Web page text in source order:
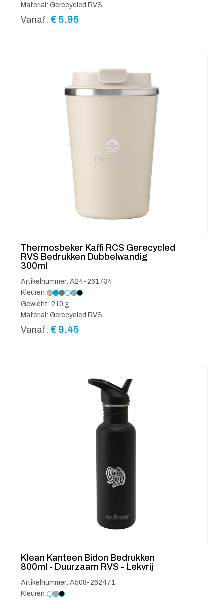
Material: Gerecycled RVS
Vanaf: € 5.95
Thermosbeker Kaffi RCS Gerecycled
RVS Bedrukken Dubbelwandig
300ml
Artikelnummer: A24-261734
Kleuren:
Gewicht: 210 g
Material: Gerecycled RVS
Vanaf: € 9.45
Klean Kanteen Bidon Bedrukken
800ml - Duurzaam RVS - Lekvrij
Artikelnummer: A508-262471
Kleuren: